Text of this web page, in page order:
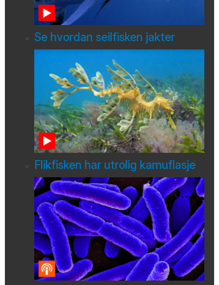
Se hvordan seilfisken jakter
Flikfisken har utrolig kamuflasje